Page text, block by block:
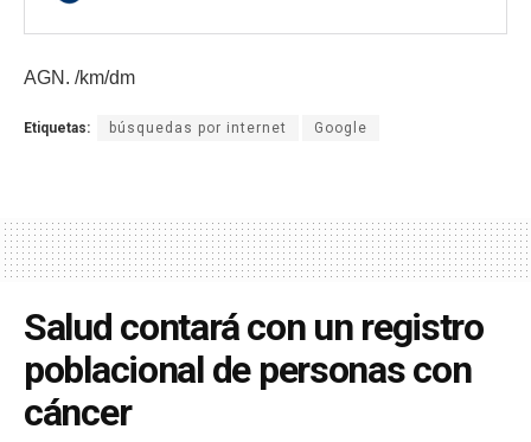
AGN. /km/dm
Etiquetas: búsquedas por internet Google
Salud contará con un registro
poblacional de personas con
cáncer